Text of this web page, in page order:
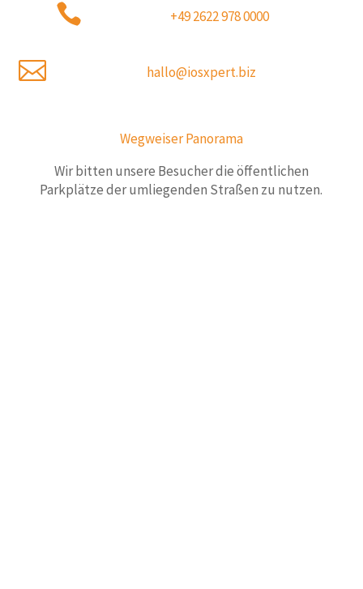
 +49 2622 978 0000
 hallo@iosxpert.biz
Wegweiser Panorama
Wir bitten unsere Besucher die öffentlichen
Parkplätze der umliegenden Straßen zu nutzen.